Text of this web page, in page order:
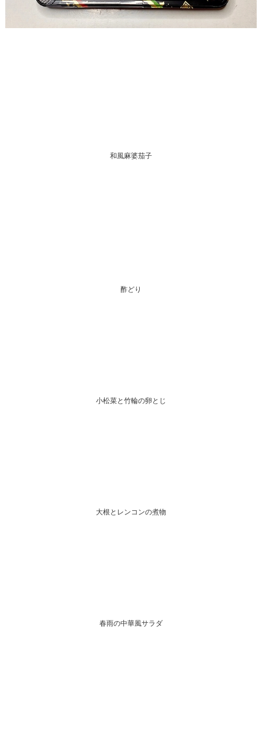
和風麻婆茄子
酢どり
小松菜と竹輪の卵とじ
大根とレンコンの煮物
春雨の中華風サラダ